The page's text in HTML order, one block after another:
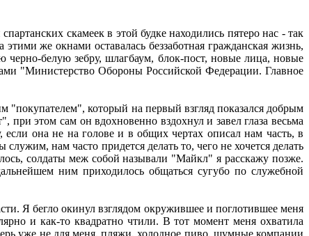
скамеек в этой будке находились пятеро нас - так
же окнами оставалась беззаботная гражданская жизнь,
белую зебру, шлагбаум, блок-пост, новые лица, новые
"Министерство Обороны Российской Федерации. Главное
который на первый взгляд показался добрым
этом сам он вдохновенно вздохнул и завел глаза весьма
она не на голове и в общих чертах описал нам часть, в
нам часто придется делать то, чего не хочется делать
солдаты меж собой называли "Майкл" я расскажу позже.
ним приходилось общаться сугубо по служебной
Я бегло окинул взглядом окружившее и поглотившее меня
и как-то квадратно чтили. В тот момент меня охватила
уже не для меня, пляжи, холодное пиво, шумные компании